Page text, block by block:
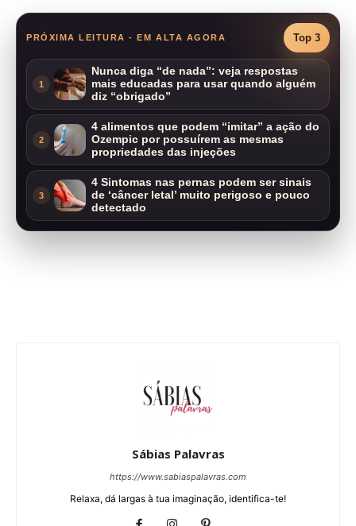
PRÓXIMA LEITURA - EM ALTA AGORA Top 3
1
Nunca diga “de nada”: veja respostas
mais educadas para usar quando alguém
diz “obrigado”
2
4 alimentos que podem “imitar” a ação do
Ozempic por possuírem as mesmas
propriedades das injeções
3
4 Sintomas nas pernas podem ser sinais
de ‘câncer letal’ muito perigoso e pouco
detectado
Sábias Palavras
https://www.sabiaspalavras.com
Relaxa, dá largas à tua imaginação, identifica-te!